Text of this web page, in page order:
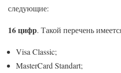
следующие:
16 цифр. Такой перечень
Visa Classic;
MasterCard Standart;